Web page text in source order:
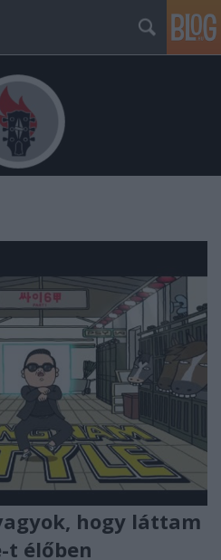
hogy láttam
t élőben